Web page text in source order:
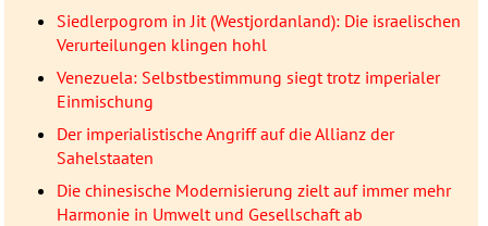
Siedlerpogrom in Jit (Westjordanland): Die israelischen
Verurteilungen klingen hohl
Venezuela: Selbstbestimmung siegt trotz imperialer
Einmischung
Der imperialistische Angriff auf die Allianz der
Sahelstaaten
Die chinesische Modernisierung zielt auf immer mehr
Harmonie in Umwelt und Gesellschaft ab